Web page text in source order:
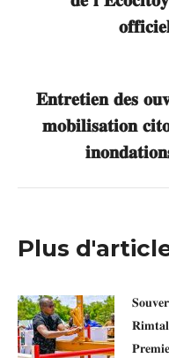
𝐄𝐧𝐭𝐫𝐞𝐭𝐢𝐞𝐧 𝐝𝐞𝐬
𝐦𝐨𝐛𝐢𝐥𝐢𝐬𝐚𝐭𝐢𝐨𝐧
Plus